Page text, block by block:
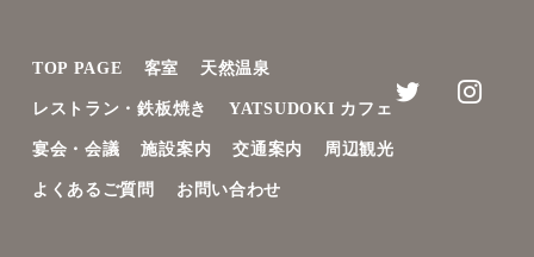
TOP PAGE 客室 天然温泉
レストラン・鉄板焼き YATSUDOKI カフェ
宴会・会議 施設案内 交通案内 周辺観光
よくあるご質問 お問い合わせ